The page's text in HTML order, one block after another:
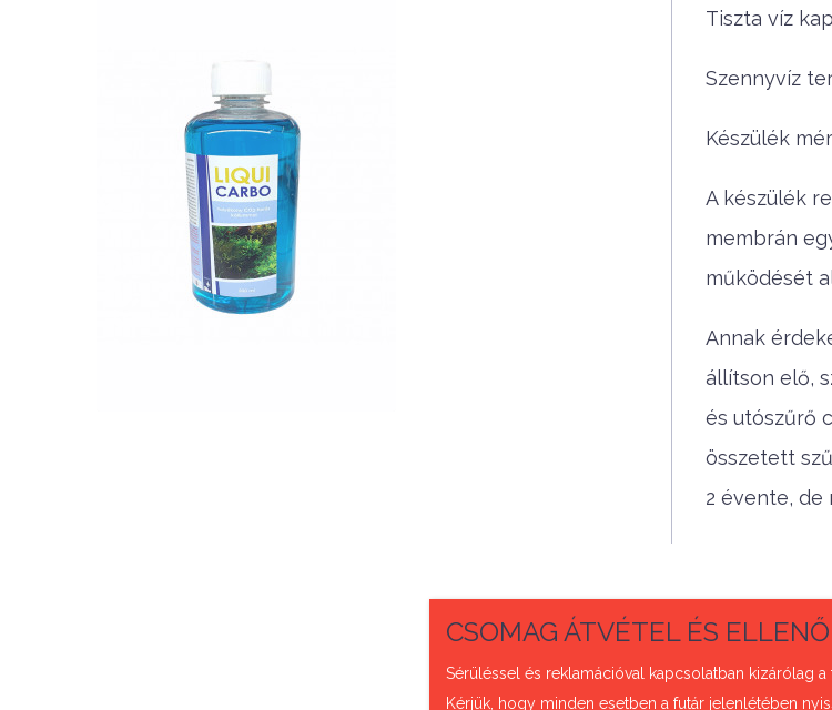
Nettó ár: 2,984 Ft
Liqui Carbo folyékony
CO2 500ml - 25000 liter
vízhez
KOSÁRBA
Tiszta víz
Szennyvíz
Készülék
A készülék
membrán
működését
Annak
állítson elő,
és utószűrő
összetett
2 évente, de
CSOMAG ÁTVÉTEL ÉS
Sérüléssel és reklamációval kapcsolatban kizárólag
Kérjük, hogy minden esetben a futár jelenlétében